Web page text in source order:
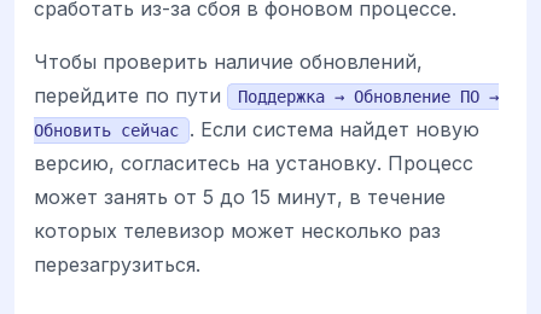
сработать из-за сбоя в фоновом процессе.
Чтобы проверить наличие обновлений,
перейдите по пути
Поддержка → Обновление ПО →
Обновить сейчас
. Если система найдет новую
версию, согласитесь на установку. Процесс
может занять от 5 до 15 минут, в течение
которых телевизор может несколько раз
перезагрузиться.